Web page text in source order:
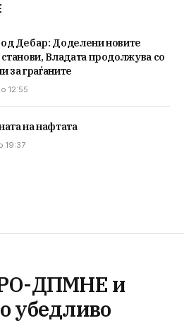
Дебар: Доделени новите
станови, Владата продолжува со
за граѓаните
12:55
на нафтата
19:37
ДПМНЕ и
убедливо